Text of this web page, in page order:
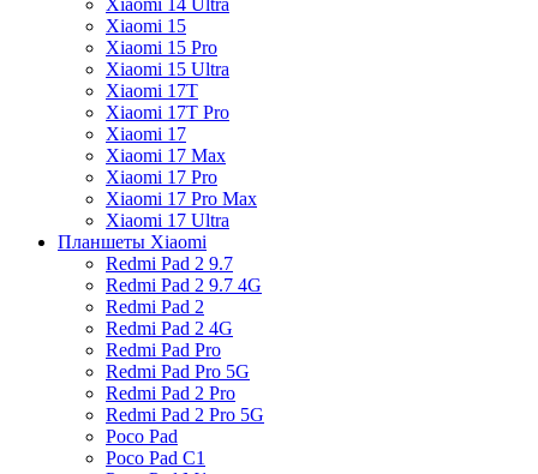
Xiaomi 15
Xiaomi 15 Pro
Xiaomi 15 Ultra
Xiaomi 17T
Xiaomi 17T Pro
Xiaomi 17
Xiaomi 17 Max
Xiaomi 17 Pro
Xiaomi 17 Pro Max
Xiaomi 17 Ultra
Планшеты Xiaomi
Redmi Pad 2 9.7
Redmi Pad 2 9.7 4G
Redmi Pad 2
Redmi Pad 2 4G
Redmi Pad Pro
Redmi Pad Pro 5G
Redmi Pad 2 Pro
Redmi Pad 2 Pro 5G
Poco Pad
Poco Pad C1